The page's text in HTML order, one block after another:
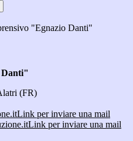
"Egnazio Danti"
Danti"
(FR)
Link per inviare una mail
Link per inviare una mail